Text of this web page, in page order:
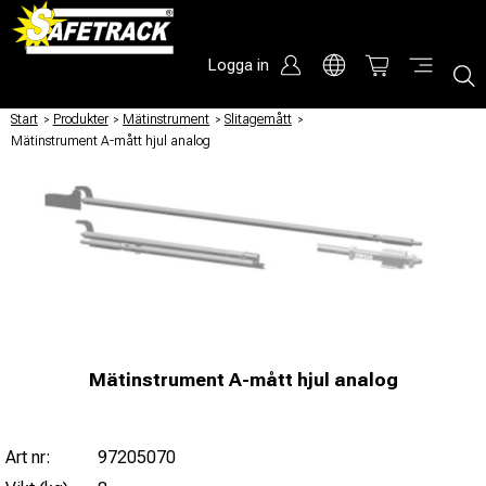
Logga in
Start / Produkter / Mätinstrument / Slitagemått /
Mätinstrument A-mått hjul analog
Mätinstrument A-mått hjul analog
Art nr:
97205070